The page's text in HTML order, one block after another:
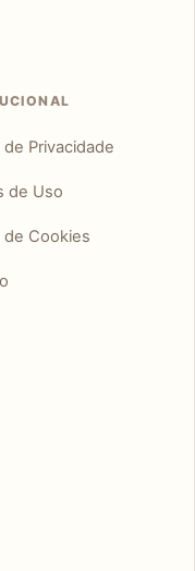
de Privacidade
de Uso
de Cookies